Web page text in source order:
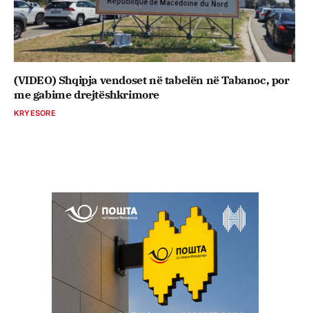
(VIDEO) Shqipja vendoset në tabelën në Tabanoc, por
me gabime drejtëshkrimore
KRYESORE